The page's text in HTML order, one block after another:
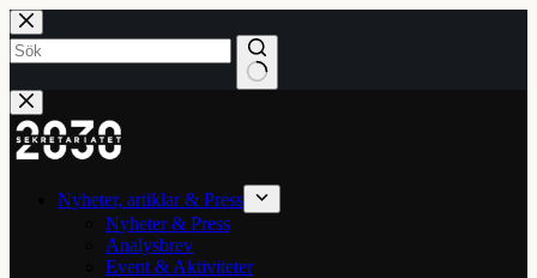
Hoppa
till
innehåll
Inga
resultat
Nyheter, artiklar & Press
Nyheter & Press
Analysbrev
Event & Aktiviteter